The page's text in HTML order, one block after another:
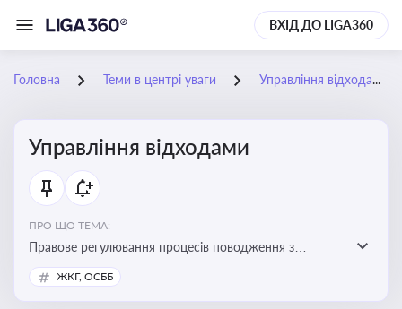
ВХІД ДО LIGA360
Головна Теми в центрі уваги Управління відходами
Управління відходами
ПРО ЩО ТЕМА:
Правове регулювання процесів поводження з
відходами, включаючи їх збирання, оброблення та
утилізацію, дотримання екологічних вимог та
ЖКГ, ОСББ